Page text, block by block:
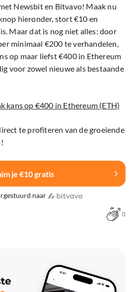
Newsbit en Bitvavo! Maak nu
hieronder, stort €10 en
Maar dat is nog niet alles: door
minimaal €200 te verhandelen,
op maar liefst €400 in Ethereum
voor zowel nieuwe als bestaande
kans op €400 in Ethereum (ETH)
te profiteren van de groeiende
je €10 gratis
naar
0